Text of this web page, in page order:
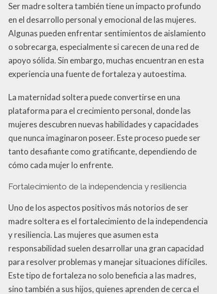
Ser madre soltera también tiene un impacto profundo
en el desarrollo personal y emocional de las mujeres.
Algunas pueden enfrentar sentimientos de aislamiento
o sobrecarga, especialmente si carecen de una red de
apoyo sólida. Sin embargo, muchas encuentran en esta
experiencia una fuente de fortaleza y autoestima.
La maternidad soltera puede convertirse en una
plataforma para el crecimiento personal, donde las
mujeres descubren nuevas habilidades y capacidades
que nunca imaginaron poseer. Este proceso puede ser
tanto desafiante como gratificante, dependiendo de
cómo cada mujer lo enfrente.
Fortalecimiento de la independencia y resiliencia
Uno de los aspectos positivos más notorios de ser
madre soltera es el fortalecimiento de la independencia
y resiliencia. Las mujeres que asumen esta
responsabilidad suelen desarrollar una gran capacidad
para resolver problemas y manejar situaciones difíciles.
Este tipo de fortaleza no solo beneficia a las madres,
sino también a sus hijos, quienes aprenden de cerca el